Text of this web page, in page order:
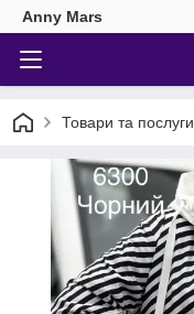
Anny Mars
Товари та послуги